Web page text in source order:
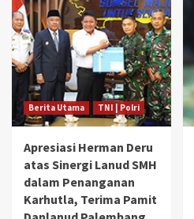
Berita Utama TNI | Polri
Apresiasi Herman Deru
atas Sinergi Lanud SMH
dalam Penanganan
Karhutla, Terima Pamit